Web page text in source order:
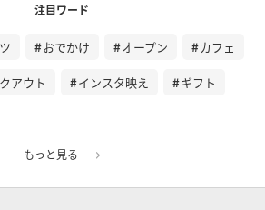
注目ワード
おでかけ オープン カフェ
アウト インスタ映え ギフト
もっと見る